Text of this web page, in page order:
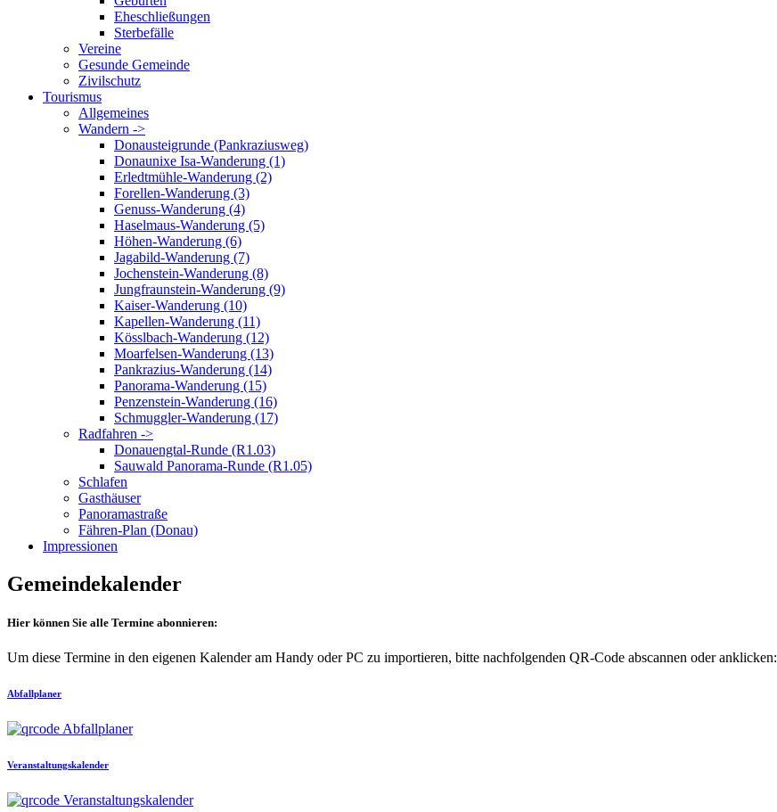
Eheschließungen
Sterbefälle
Vereine
Gesunde Gemeinde
Zivilschutz
Tourismus
Allgemeines
Wandern ->
Donausteigrunde (Pankraziusweg)
Donaunixe Isa-Wanderung (1)
Erledtmühle-Wanderung (2)
Forellen-Wanderung (3)
Genuss-Wanderung (4)
Haselmaus-Wanderung (5)
Höhen-Wanderung (6)
Jagabild-Wanderung (7)
Jochenstein-Wanderung (8)
Jungfraunstein-Wanderung (9)
Kaiser-Wanderung (10)
Kapellen-Wanderung (11)
Kösslbach-Wanderung (12)
Moarfelsen-Wanderung (13)
Pankrazius-Wanderung (14)
Panorama-Wanderung (15)
Penzenstein-Wanderung (16)
Schmuggler-Wanderung (17)
Radfahren ->
Donauengtal-Runde (R1.03)
Sauwald Panorama-Runde (R1.05)
Schlafen
Gasthäuser
Panoramastraße
Fähren-Plan (Donau)
Impressionen
Gemeindekalender
Hier können Sie alle Termine abonnieren:
Um diese Termine in den eigenen Kalender am Handy oder PC zu importieren, bitte nachfolgenden QR-Code abscannen oder anklicken:
Abfallplaner
Veranstaltungskalender